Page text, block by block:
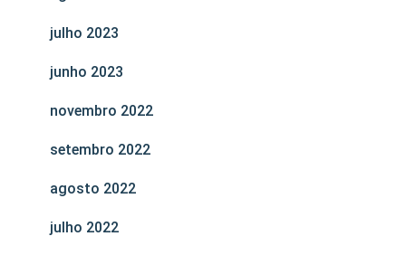
julho 2023
junho 2023
novembro 2022
setembro 2022
agosto 2022
julho 2022